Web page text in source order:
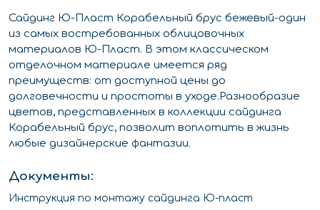
Сайдинг Ю-Пласт Корабельный брус бежевый-один
из самых востребованных облицовочных
материалов Ю-Пласт. В этом классическом
отделочном материале имеется ряд
преимуществ: от доступной цены до
долговечности и простоты в уходе.Разнообразие
цветов, представленных в коллекции сайдинга
Корабельный брус, позволит воплотить в жизнь
любые дизайнерские фантазии.
Документы:
Инструкция по монтажу сайдинга Ю-пласт